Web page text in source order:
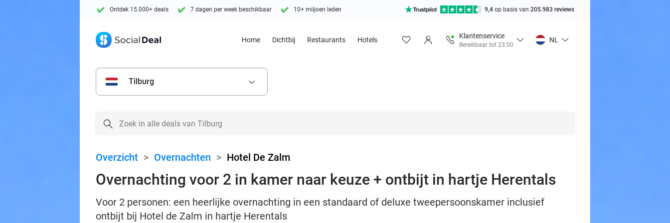
Ontdek 15.000+ deals 7 dagen per week beschikbaar 10+ miljoen leden 9,4 op basis van 205.983 reviews
Home Dichtbij Restaurants Hotels
Klantenservice
Bereikbaar tot 23:00
NL
Tilburg keyboard_arrow_down
Overzicht > Overnachten > Hotel De Zalm
Overnachting voor 2 in kamer naar keuze + ontbijt in hartje Herentals
Voor 2 personen: een heerlijke overnachting in een standaard of deluxe tweepersoonskamer inclusief
ontbijt bij Hotel de Zalm in hartje Herentals